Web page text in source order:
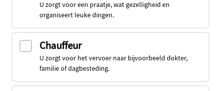
U zorgt voor een praatje, wat gezelligheid en
organiseert leuke dingen.
Chauffeur
U zorgt voor het vervoer naar bijvoorbeeld dokter,
familie of dagbesteding.